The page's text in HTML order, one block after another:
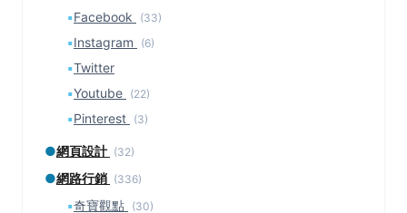
▪Facebook (33)
▪Instagram (6)
▪Twitter
▪Youtube (22)
▪Pinterest (3)
●網頁設計 (32)
●網路行銷 (336)
▪奇寶觀點 (30)